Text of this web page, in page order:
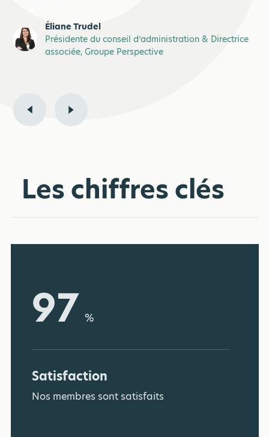
Éliane Trudel
Présidente du conseil d’administration & Directrice
associée, Groupe Perspective
Les chiffres clés
97 %
Satisfaction
Nos membres sont satisfaits